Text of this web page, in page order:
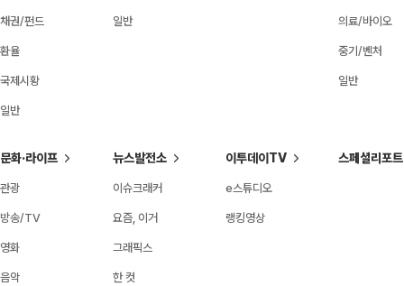
채권/펀드
환율
국제시황
일반
일반 의료/바이오
중기/벤처
일반
문화·라이프
관광
방송/TV
영화
음악
뉴스발전소
이슈크래커
요즘, 이거
그래픽스
한 컷
이투데이TV
e스튜디오
랭킹영상
스페셜리포트